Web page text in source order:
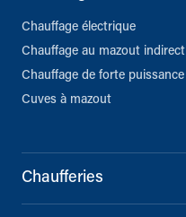
Chauffage électrique
Chauffage au mazout indirect
Chauffage de forte puissance
Cuves à mazout
Chaufferies